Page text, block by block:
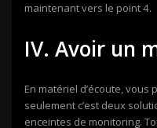
maintenant vers le point 4.
IV. Avoir un
En matériel d’écoute,
seulement c’est deux
enceintes de monitoring.